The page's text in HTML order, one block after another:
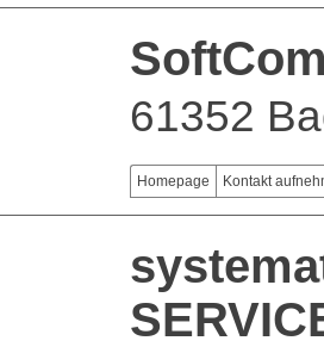
61352
Homepage Kontakt